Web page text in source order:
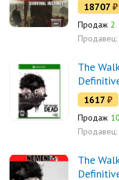
18707 ₽
Продаж 2
Продавец:
The
1617 ₽
Продаж
Продавец:
The